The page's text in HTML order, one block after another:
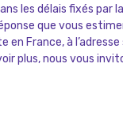
les délais fixés par
que vous
en France, à
plus, nous vous